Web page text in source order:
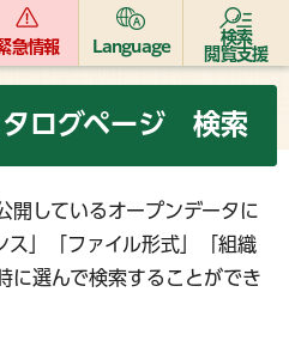
急情報 Language
検索
閲覧支援
タログページ 検索
開しているオープンデータに
ス」「ファイル形式」「組織
に選んで検索することができ